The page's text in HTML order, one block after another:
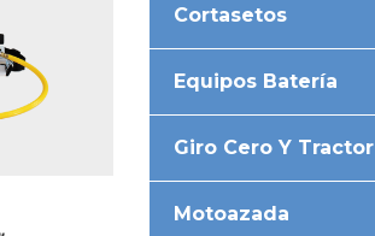
Cortasetos
Equipos Batería
Giro Cero Y Tractor
Motoazada